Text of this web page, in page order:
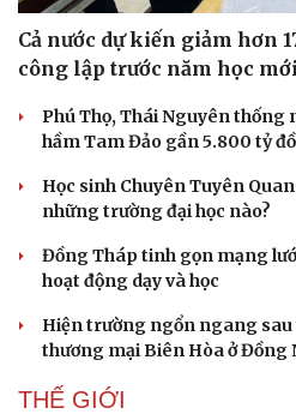
Sân khấu - Điện ảnh
Văn học
Âm nhạc
Di sản
Cả nước dự kiến giảm hơn
công lập trước năm học mới
Phú Thọ, Thái Nguyên thống
hầm Tam Đảo gần 5.800 tỷ
Học sinh Chuyên Tuyên
những trường đại học nào?
Đồng Tháp tinh gọn mạng
hoạt động dạy và học
Hiện trường ngổn ngang sau
thương mại Biên Hòa ở Đồng
THẾ GIỚI